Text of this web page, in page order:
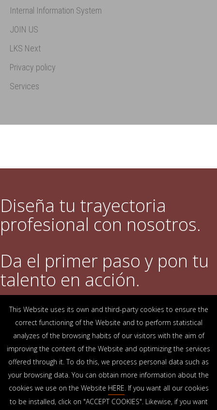
Internal Information System
JOIN US
LKS Next
Privacy policy
Services
Diseña tu trayectoria
profesional con nosotros.
Da el primer paso y pon tu
talento en acción.
DESCUBRE QUÉ OFRECEMOS
OFICINAS
Arrasate-Mondragón Bilbao
Zamudio
Donostia-San Sebastián
Vitoria-Gasteiz
Madrid
El Astillero Bidart
This Website uses its own and third-party cookies to ensure the
correct functioning of the Website and to perform statistical
analyzes of the browsing habits of our visitors with the aim of
improving the content of the Website and optimizing the services
offered through it. To do this, we process personal data such as
your browsing data. You can obtain more information about the
cookies we use on the Website HERE. If you want all our cookies
to be installed, click on "ACCEPT COOKIES". Likewise, if you want